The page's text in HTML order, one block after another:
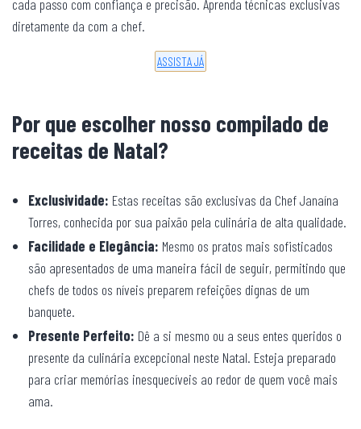
cada passo com confiança e precisão. Aprenda técnicas exclusivas
diretamente da com a chef.
ASSISTA JÁ
Por que escolher nosso compilado de
receitas de Natal?
Exclusividade: Estas receitas são exclusivas da Chef Janaína
Torres, conhecida por sua paixão pela culinária de alta qualidade.
Facilidade e Elegância: Mesmo os pratos mais sofisticados
são apresentados de uma maneira fácil de seguir, permitindo que
chefs de todos os níveis preparem refeições dignas de um
banquete.
Presente Perfeito: Dê a si mesmo ou a seus entes queridos o
presente da culinária excepcional neste Natal. Esteja preparado
para criar memórias inesquecíveis ao redor de quem você mais
ama.